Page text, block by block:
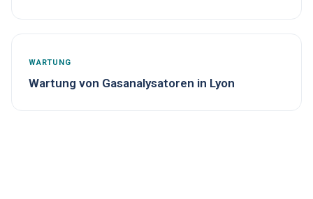
WARTUNG
Wartung von Gasanalysatoren in Lyon